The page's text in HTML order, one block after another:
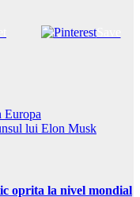
Save
Europa
lui Elon Musk
oprita la nivel mondial